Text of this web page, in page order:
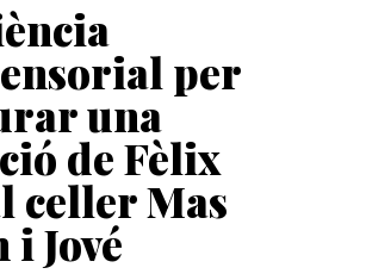
per
una
de Fèlix
celler Mas
Jové